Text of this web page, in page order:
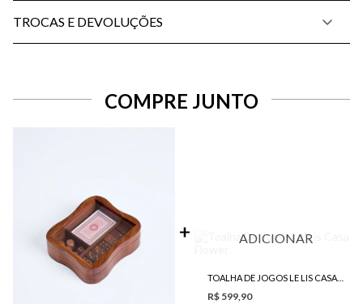
TROCAS E DEVOLUÇÕES
COMPRE JUNTO
ADICIONAR
R$ 599,90